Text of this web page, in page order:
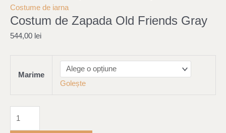
Costume de iarna
Costum de Zapada Old Friends Gray
544,00 lei
Marime
Golește
de
Zapada
Old